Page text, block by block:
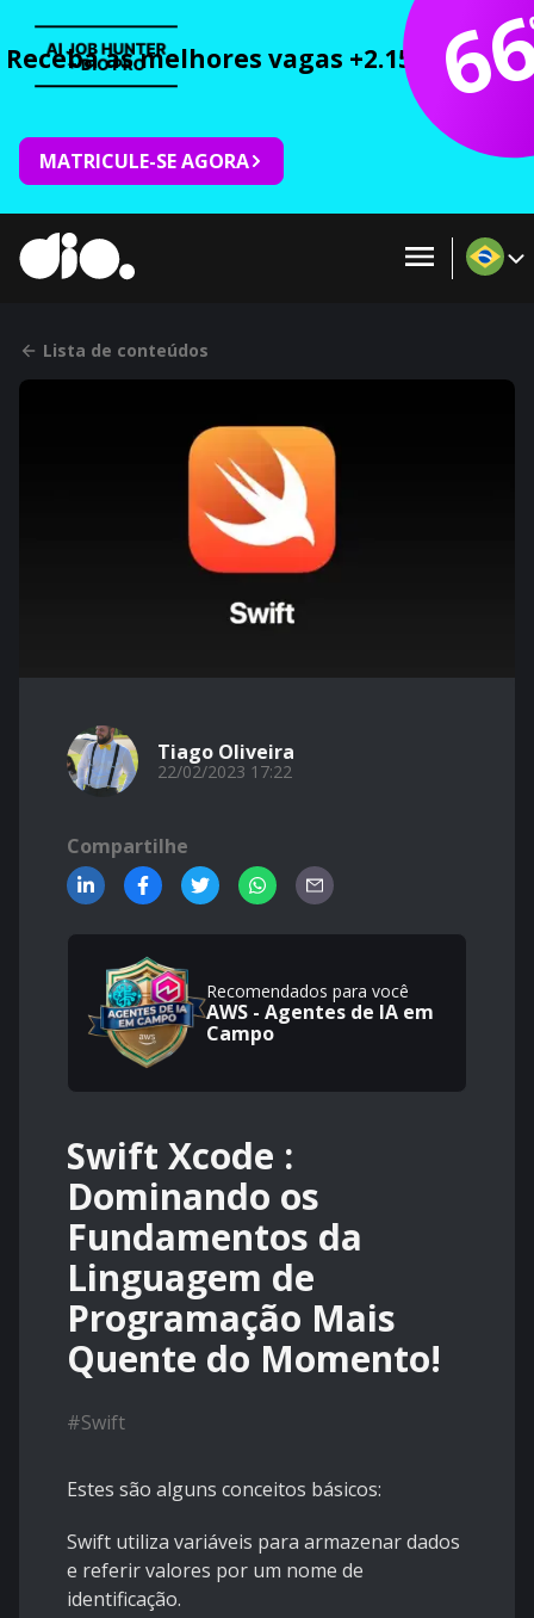
Receba as melhores vagas +2.150 cursos
MATRICULE-SE AGORA
Lista de conteúdos
Tiago Oliveira
22/02/2023 17:22
Compartilhe
Recomendados para você
AWS - Agentes de IA em
Campo
Swift Xcode :
Dominando os
Fundamentos da
Linguagem de
Programação Mais
Quente do Momento!
#Swift
Estes são alguns conceitos básicos:
Swift utiliza variáveis para armazenar dados
e referir valores por um nome de
identificação.